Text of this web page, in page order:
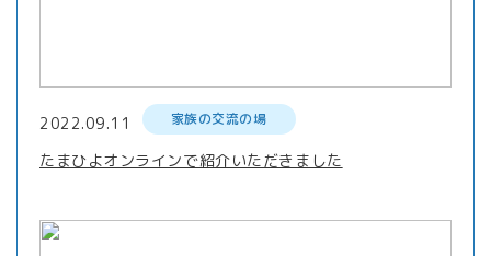
2022.09.11 家族の交流の場
たまひよオンラインで紹介いただきました